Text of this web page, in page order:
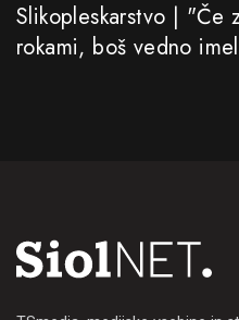
Slikopleskarstvo | "Če
rokami, boš vedno